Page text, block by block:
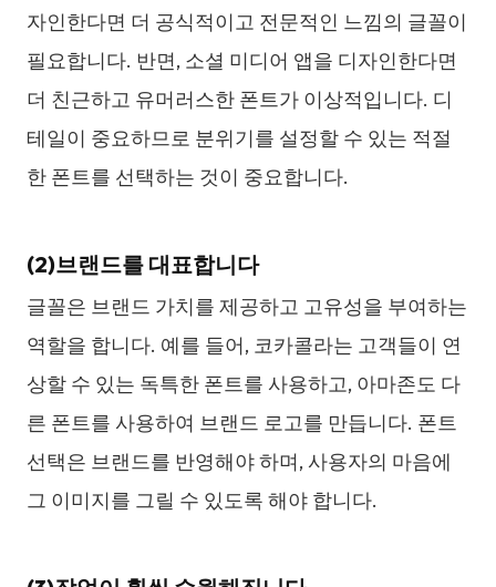
자인한다면 더 공식적이고 전문적인 느낌의 글꼴이
필요합니다. 반면, 소셜 미디어 앱을 디자인한다면
더 친근하고 유머러스한 폰트가 이상적입니다. 디
테일이 중요하므로 분위기를 설정할 수 있는 적절
한 폰트를 선택하는 것이 중요합니다.
(2)브랜드를 대표합니다
글꼴은 브랜드 가치를 제공하고 고유성을 부여하는
역할을 합니다. 예를 들어, 코카콜라는 고객들이 연
상할 수 있는 독특한 폰트를 사용하고, 아마존도 다
른 폰트를 사용하여 브랜드 로고를 만듭니다. 폰트
선택은 브랜드를 반영해야 하며, 사용자의 마음에
그 이미지를 그릴 수 있도록 해야 합니다.